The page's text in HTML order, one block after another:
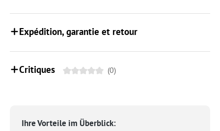
Expédition, garantie et retour
Critiques (0)
Ihre Vorteile im Überblick: